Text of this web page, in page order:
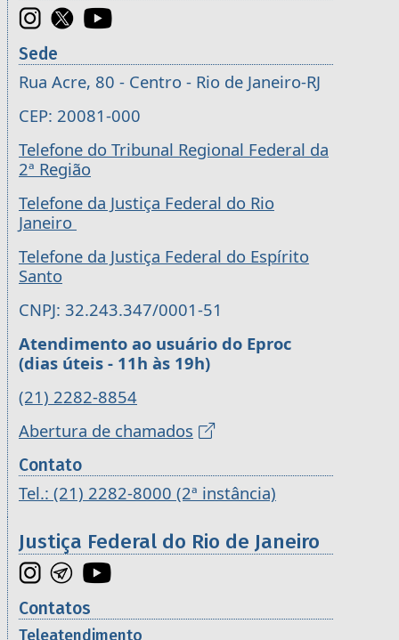
Sede
Rua Acre, 80 - Centro - Rio de Janeiro-RJ
CEP: 20081-000
Telefone do Tribunal Regional Federal da
2ª Região
Telefone da Justiça Federal do Rio
Janeiro
Telefone da Justiça Federal do Espírito
Santo
CNPJ: 32.243.347/0001-51
Atendimento ao usuário do Eproc
(dias úteis - 11h às 19h)
(21) 2282-8854
Abertura de chamados
Contato
Tel.: (21) 2282-8000 (2ª instância)
Justiça Federal do Rio de Janeiro
Contatos
Teleatendimento